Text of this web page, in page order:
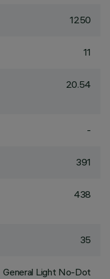
1250
11
20.54
-
391
438
35
General Light No-Dot